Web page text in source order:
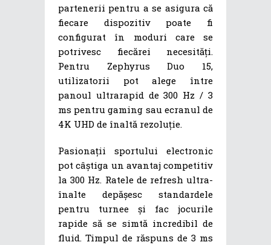
partenerii pentru a se asigura că
fiecare dispozitiv poate fi
configurat în moduri care se
potrivesc fiecărei necesități.
Pentru Zephyrus Duo 15,
utilizatorii pot alege între
panoul ultrarapid de 300 Hz / 3
ms pentru gaming sau ecranul de
4K UHD de înaltă rezoluție.
Pasionații sportului electronic
pot câștiga un avantaj competitiv
la 300 Hz. Ratele de refresh ultra-
înalte depășesc standardele
pentru turnee și fac jocurile
rapide să se simtă incredibil de
fluid. Timpul de răspuns de 3 ms